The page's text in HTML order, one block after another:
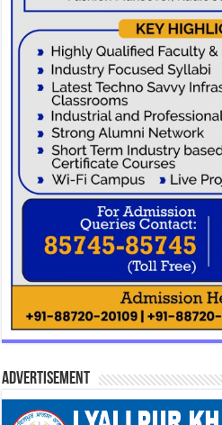
Advertisement